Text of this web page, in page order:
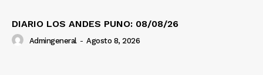
DIARIO LOS ANDES PUNO: 08/08/26
Admingeneral - Agosto 8, 2026